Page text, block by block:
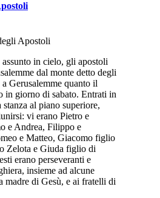
Apostoli
in cielo, gli apostoli
dal monte detto degli
Gerusalemme quanto il
in giorno di sabato. Entrati in
al piano superiore,
vi erano Pietro e
e Andrea, Filippo e
e Matteo, Giacomo figlio
Zelota e Giuda figlio di
erano perseveranti e
insieme ad alcune
madre di Gesù, e ai fratelli di